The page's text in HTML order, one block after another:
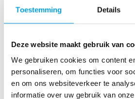
Toestemming Details
Deze website maakt gebruik van
We gebruiken cookies om content
personaliseren, om functies voor
en om ons websiteverkeer te
informatie over uw gebruik van
as
R
u
n
L
o